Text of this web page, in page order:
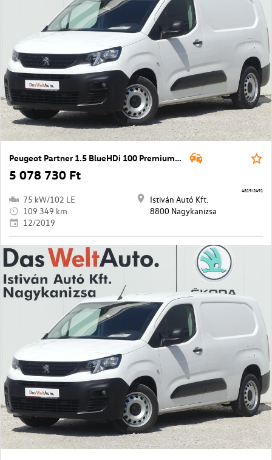
Peugeot Partner 1.5 BlueHDi 100 Premium L2 1000
5 078 730 Ft
75 kW/102 LE
109 349 km
12/2019
Istiván Autó Kft.
8800 Nagykanizsa
4819/2491